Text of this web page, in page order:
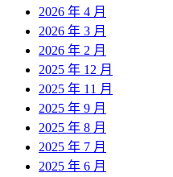
2026 年 4 月
2026 年 3 月
2026 年 2 月
2025 年 12 月
2025 年 11 月
2025 年 9 月
2025 年 8 月
2025 年 7 月
2025 年 6 月